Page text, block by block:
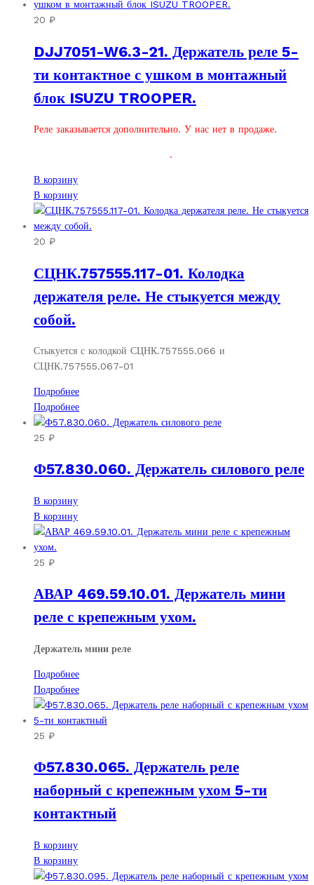
20 ₽
DJJ7051-W6.3-21. Держатель реле 5-
ти контактное с ушком в монтажный
блок ISUZU TROOPER.
Реле заказывается дополнительно. У нас нет в продаже.
.
В корзину
В корзину
20 ₽
СЦНК.757555.117-01. Колодка
держателя реле. Не стыкуется между
собой.
Стыкуется с колодкой СЦНК.757555.066 и
СЦНК.757555.067-01
Подробнее
Подробнее
25 ₽
Ф57.830.060. Держатель силового реле
В корзину
В корзину
25 ₽
АВАР 469.59.10.01. Держатель мини
реле с крепежным ухом.
Держатель мини реле
Подробнее
Подробнее
25 ₽
Ф57.830.065. Держатель реле
наборный с крепежным ухом 5-ти
контактный
В корзину
В корзину